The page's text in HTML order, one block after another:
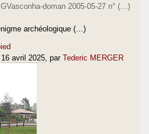
doman 2005-05-27 n° (…)
archéologique (…)
16 avril 2025 , par Tederic MERGER